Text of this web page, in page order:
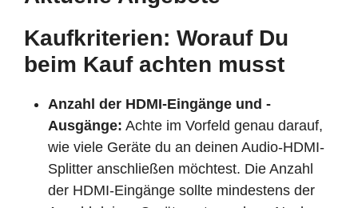
Kaufkriterien: Worauf Du
beim Kauf achten musst
Anzahl der HDMI-Eingänge und -
Ausgänge: Achte im Vorfeld genau darauf,
wie viele Geräte du an deinen Audio-HDMI-
Splitter anschließen möchtest. Die Anzahl
der HDMI-Eingänge sollte mindestens der